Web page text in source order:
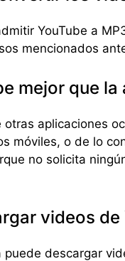
YouTube a
mencionados
mejor que
otras aplicaciones
móviles, o de lo
no solicita
videos
puede descargar